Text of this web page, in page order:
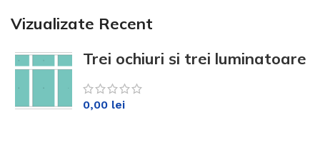
Vizualizate Recent
Trei ochiuri și trei luminatoare
sus Alb KM88md
0,00 lei